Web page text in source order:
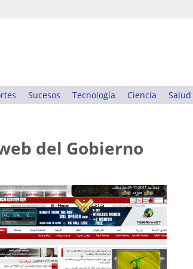
Sucesos Tecnología Ciencia Salud
del Gobierno